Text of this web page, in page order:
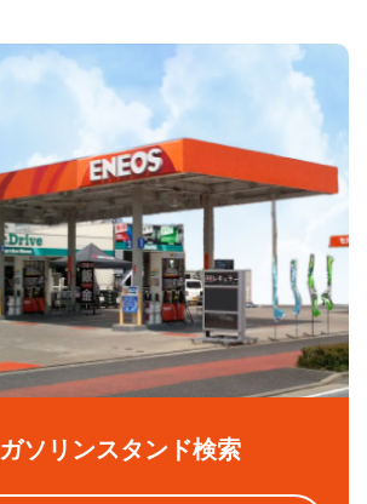
ガソリンスタンド検索